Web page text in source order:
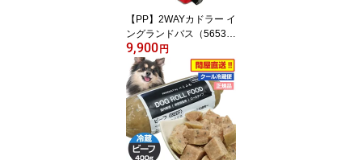
臓【メール便可】
【PP】2WAYカドラー イ
ングランドバス（5653）
犬 ドッグ ペット ベッ
ド マット グッズ カドラ
ー
9,900 円